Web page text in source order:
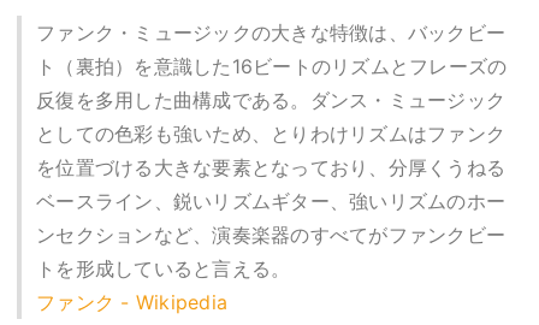
ファンク・ミュージックの大きな特徴は、バックビー
ト（裏拍）を意識した16ビートのリズムとフレーズの
反復を多用した曲構成である。ダンス・ミュージック
としての色彩も強いため、とりわけリズムはファンク
を位置づける大きな要素となっており、分厚くうねる
ベースライン、鋭いリズムギター、強いリズムのホー
ンセクションなど、演奏楽器のすべてがファンクビー
トを形成していると言える。
ファンク - Wikipedia